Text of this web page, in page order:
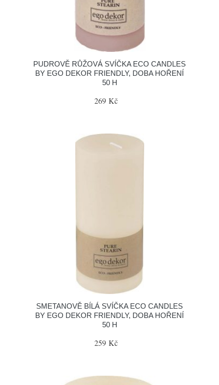
PUDROVĚ RŮŽOVÁ SVÍČKA ECO CANDLES
BY EGO DEKOR FRIENDLY, DOBA HOŘENÍ
50 H
269 Kč
SMETANOVĚ BÍLÁ SVÍČKA ECO CANDLES
BY EGO DEKOR FRIENDLY, DOBA HOŘENÍ
50 H
259 Kč